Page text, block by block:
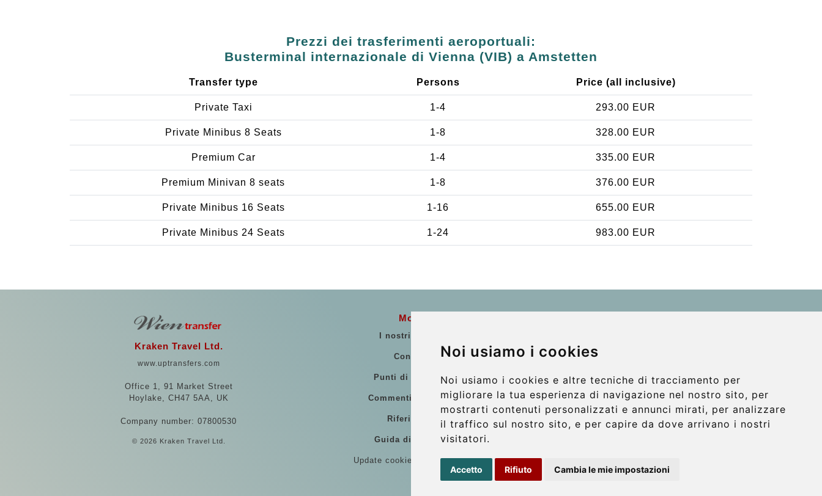
Noi usiamo i cookies
Noi usiamo i cookies e altre tecniche di tracciamento per
migliorare la tua esperienza di navigazione nel nostro sito, per
mostrarti contenuti personalizzati e annunci mirati, per analizzare
il traffico sul nostro sito, e per capire da dove arrivano i nostri
visitatori.
Accetto Rifiuto Cambia le mie impostazioni
Prezzi dei trasferimenti aeroportuali:
Busterminal internazionale di Vienna (VIB) a Amstetten
Transfer type Persons Price (all inclusive)
Private Taxi 1-4 293.00 EUR
Private Minibus 8 Seats 1-8 328.00 EUR
Premium Car 1-4 335.00 EUR
Premium Minivan 8 seats 1-8 376.00 EUR
Private Minibus 16 Seats 1-16 655.00 EUR
Private Minibus 24 Seats 1-24 983.00 EUR
Kraken Travel Ltd.
www.uptransfers.com
Office 1, 91 Market Street
Hoylake, CH47 5AA, UK
Company number: 07800530
© 2026 Kraken Travel Ltd.
More
I nostri veicoli
Contatti
Punti di Incontro
Commenti di clienti
Riferimenti
Guida di Viaggio
Update cookies preferences